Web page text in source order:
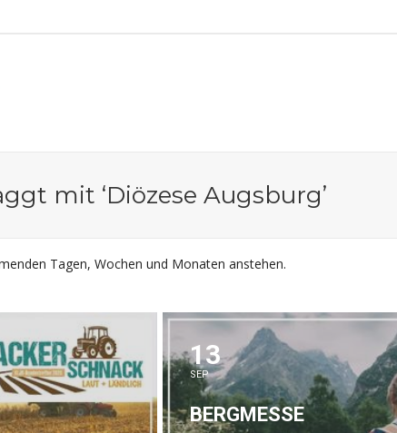
mit ‘Diözese Augsburg’
Tagen, Wochen und Monaten anstehen.
13
SEP
BERGMESSE